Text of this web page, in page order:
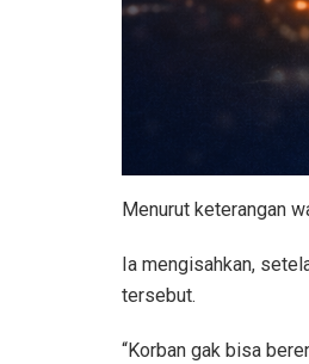
Menurut keterangan
Ia mengisahkan,
tersebut.
“Korban gak bisa